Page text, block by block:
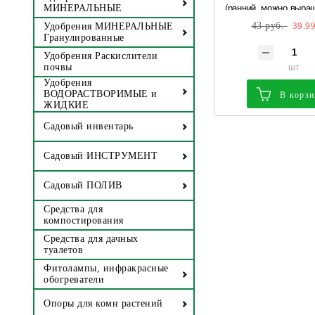
МИНЕРАЛЬНЫЕ
Удобрения МИНЕРАЛЬНЫЕ
Гранулированные
Удобрения Раскислители
почвы
Удобрения
ВОДОРАСТВОРИМЫЕ и
ЖИДКИЕ
Садовый инвентарь
Садовый ИНСТРУМЕНТ
Садовый ПОЛИВ
Средства для
компостирования
Средства для дачных
туалетов
Фитолампы, инфракрасные
обогреватели
Опоры для комн растений
(ранний, можно
подоконнике) 0,5 гр
43 руб.
шт
В